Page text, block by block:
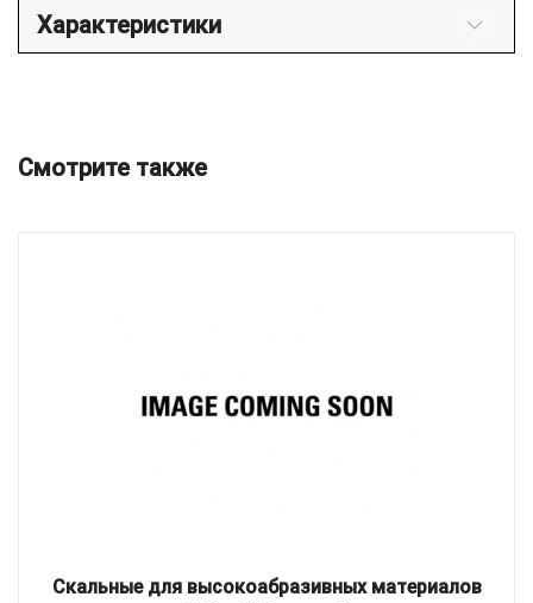
Характеристики
Смотрите также
Скальные для высокоабразивных материалов